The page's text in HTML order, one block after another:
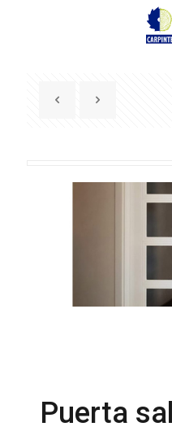
Puerta